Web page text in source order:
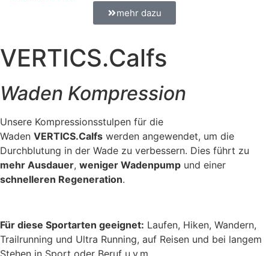
mehr dazu
VERTICS.Calfs
Waden Kompression
Unsere Kompressionsstulpen für die
Waden VERTICS.Calfs werden angewendet, um die
Durchblutung in der Wade zu verbessern. Dies führt zu
mehr Ausdauer, weniger Wadenpump und einer
schnelleren Regeneration.
Für diese Sportarten geeignet: Laufen, Hiken, Wandern,
Trailrunning und Ultra Running, auf Reisen und bei langem